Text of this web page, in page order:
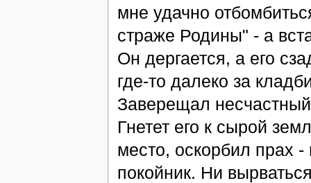
мне удачно
страже Родины" - а
Он дергается, а его
где-то далеко за
Заверещал
Гнетет его к сырой
место, оскорбил прах -
покойник. Ни